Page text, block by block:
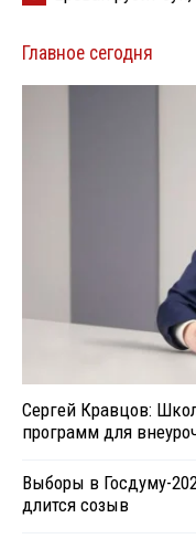
Главное сегодня
Сергей Кравцов:
программ для
Выборы в Госдуму-
длится созыв